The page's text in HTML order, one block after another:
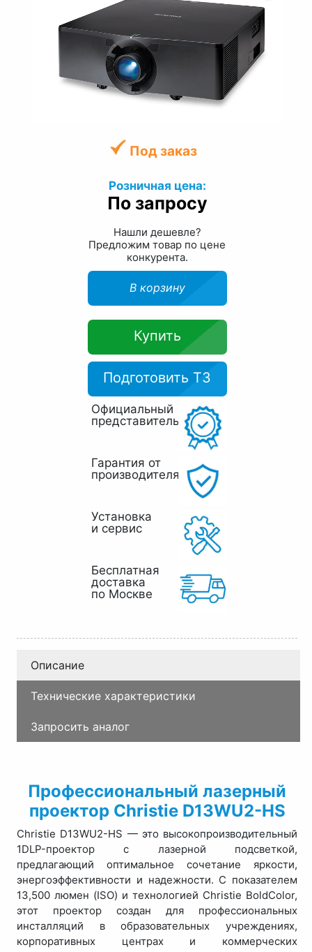
Под заказ
Розничная цена:
По запросу
Нашли дешевле?
Предложим товар по цене
конкурента.
В корзину
Купить
Подготовить ТЗ
Официальный
представитель
Гарантия от
производителя
Установка
и сервис
Бесплатная
доставка
по Москве
Описание
Технические характеристики
Запросить аналог
Профессиональный лазерный
проектор Christie D13WU2-HS
Christie D13WU2-HS — это высокопроизводительный
1DLP-проектор с лазерной подсветкой,
предлагающий оптимальное сочетание яркости,
энергоэффективности и надежности. С показателем
13,500 люмен (ISO) и технологией Christie BoldColor,
этот проектор создан для профессиональных
инсталляций в образовательных учреждениях,
корпоративных центрах и коммерческих